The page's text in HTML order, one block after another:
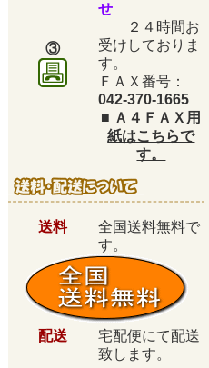
③
せ
２４時間お
受けしておりま
す。
ＦＡＸ番号：
042-370-1665
■ Ａ４ＦＡＸ用
紙はこちらで
す。
送料
全国送料無料で
す。
配送
宅配便にて配送
致します。